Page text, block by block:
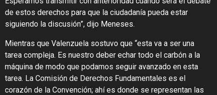
de estos derechos para que la ciudadanía pueda estar
siguiendo la discusión”, dijo Meneses.
Mientras que Valenzuela sostuvo que “esta va a ser una
tarea compleja. Es nuestro deber echar todo el carbón a la
máquina de modo que podamos seguir avanzado en esta
tarea. La Comisión de Derechos Fundamentales es el
corazón de la Convención; ahí es donde se representan las